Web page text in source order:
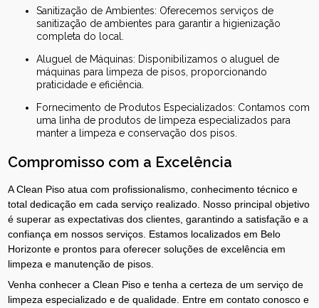
Sanitização de Ambientes: Oferecemos serviços de
sanitização de ambientes para garantir a higienização
completa do local.
Aluguel de Máquinas: Disponibilizamos o aluguel de
máquinas para limpeza de pisos, proporcionando
praticidade e eficiência.
Fornecimento de Produtos Especializados: Contamos com
uma linha de produtos de limpeza especializados para
manter a limpeza e conservação dos pisos.
Compromisso com a Excelência
A Clean Piso atua com profissionalismo, conhecimento técnico e
total dedicação em cada serviço realizado. Nosso principal objetivo
é superar as expectativas dos clientes, garantindo a satisfação e a
confiança em nossos serviços. Estamos localizados em Belo
Horizonte e prontos para oferecer soluções de excelência em
limpeza e manutenção de pisos.
Venha conhecer a Clean Piso e tenha a certeza de um serviço de
limpeza especializado e de qualidade. Entre em contato conosco e